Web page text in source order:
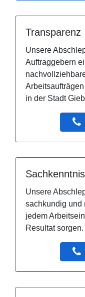
Transparenz
Unsere
Auftraggebern
in der Stadt
Sachkenntnis
Unsere
sachkundig und
jedem
Resultat sorgen.